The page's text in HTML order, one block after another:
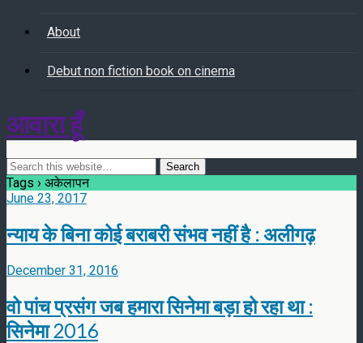
About
Debut non fiction book on cinema
आवारा हूँ
Tags › अकेलापन
June 23, 2017
न्याय के बिना कोई बराबरी संभव नहीं है : अलीगढ़
December 31, 2016
वो पांच प्रसंग जब हमारा सिनेमा बड़ा हो रहा था :
सिनेमा 2016